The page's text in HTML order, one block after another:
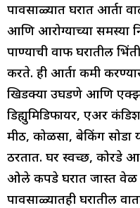
पावसाळ्यात घरात आर्द्रता
आणि आरोग्याच्या समस्या
पाण्याची वाफ घरातील
करते. ही आर्द्रता कमी
खिडक्या उघडणे आणि
डिह्युमिडिफायर, एअर
मीठ, कोळसा, बेकिंग सोडा
ठरतात. घर स्वच्छ,
ओले कपडे घरात जास्त वेळ
पावसाळ्यातही घरातील